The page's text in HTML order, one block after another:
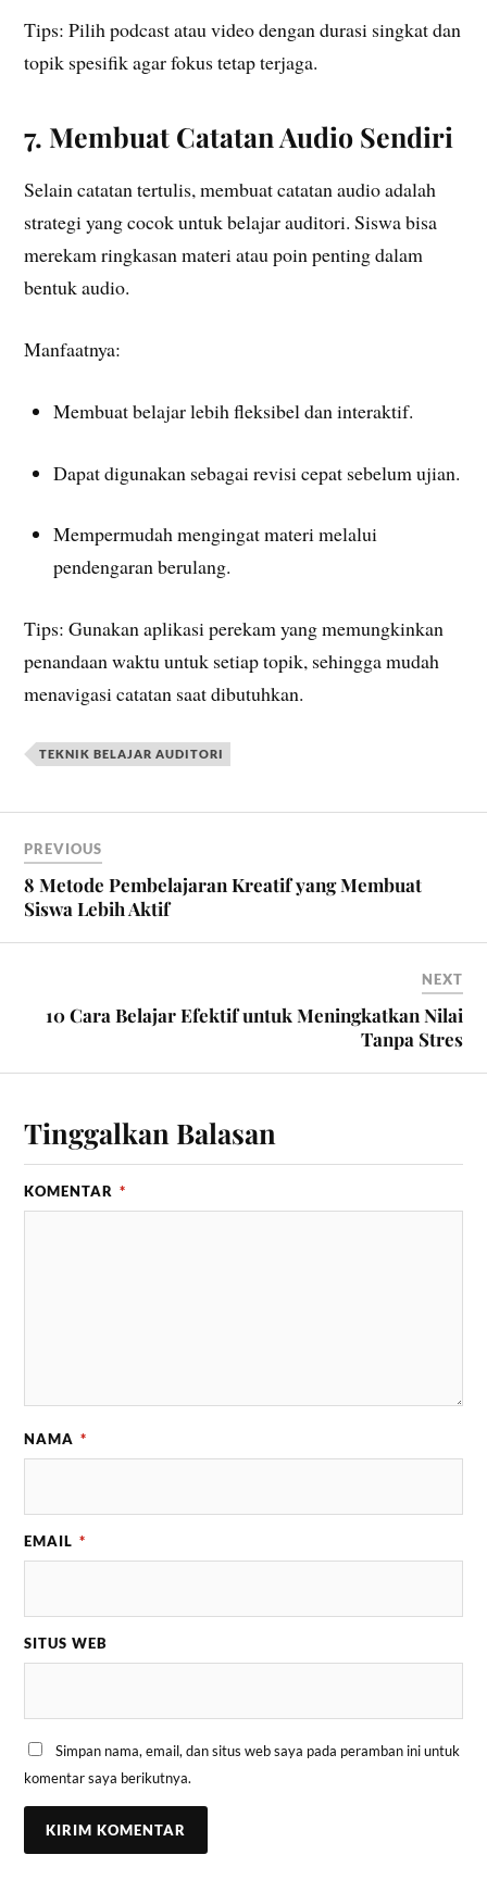
Tips: Pilih podcast atau video dengan durasi singkat dan
topik spesifik agar fokus tetap terjaga.
7. Membuat Catatan Audio Sendiri
Selain catatan tertulis, membuat catatan audio adalah
strategi yang cocok untuk belajar auditori. Siswa bisa
merekam ringkasan materi atau poin penting dalam
bentuk audio.
Manfaatnya:
Membuat belajar lebih fleksibel dan interaktif.
Dapat digunakan sebagai revisi cepat sebelum ujian.
Mempermudah mengingat materi melalui
pendengaran berulang.
Tips: Gunakan aplikasi perekam yang memungkinkan
penandaan waktu untuk setiap topik, sehingga mudah
menavigasi catatan saat dibutuhkan.
TEKNIK BELAJAR AUDITORI
PREVIOUS
8 Metode Pembelajaran Kreatif yang Membuat
Siswa Lebih Aktif
NEXT
10 Cara Belajar Efektif untuk Meningkatkan Nilai
Tanpa Stres
Tinggalkan Balasan
KOMENTAR *
NAMA *
EMAIL *
SITUS WEB
Simpan nama, email, dan situs web saya pada peramban ini untuk
komentar saya berikutnya.